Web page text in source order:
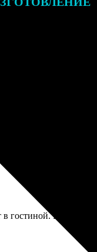
заказ банковской
получите
заказа. Когда
гостиной.